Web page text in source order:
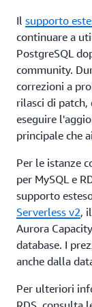
Il supporto
continuare a
PostgreSQL
community.
correzioni a
rilasci di
eseguire
principale che
Per le istanze
per MySQL e
supporto
Serverless v2,
Aurora
database. I
anche dalla
Per ulteriori